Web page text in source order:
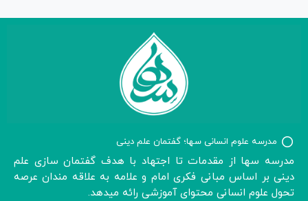
مدرسه علوم انسانی سها؛ گفتمان علم دینی
مدرسه سها از مقدمات تا اجتهاد با هدف گفتمان سازی علم
دینی بر اساس مبانی فکری امام و علامه به علاقه مندان عرصه
تحول علوم انسانی محتوای آموزشی رائه میدهد.